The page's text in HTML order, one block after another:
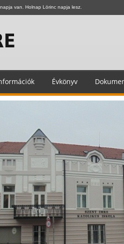
van. Holnap Lörinc napja lesz.
Évkönyv